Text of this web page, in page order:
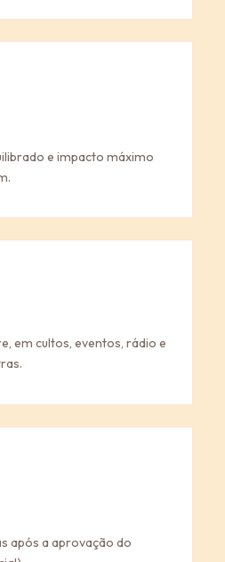
e impacto máximo
em cultos, eventos, rádio e
após a aprovação do